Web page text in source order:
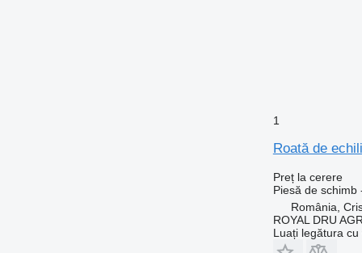
1
Roată de
Preț la cerere
Piesă de
România,
ROYAL DRU
Luați legătura